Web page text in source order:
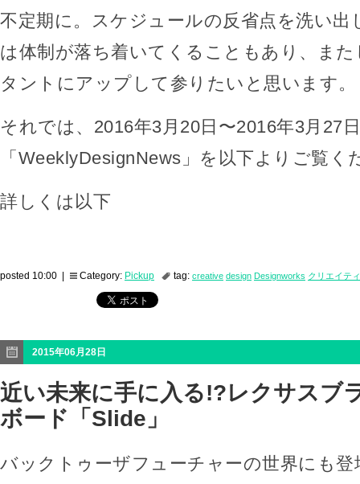
不定期に。スケジュールの反省点を洗い出
は体制が落ち着いてくることもあり、ま
タントにアップして参りたいと思います。
それでは、2016年3月20日〜2016年3月27
「WeeklyDesignNews」を以下よりご覧く
詳しくは以下
posted 10:00 | Category: Pickup tag: creative design Designworks クリエイテ
2015年06月28日
近い未来に手に入る!?レクサスブ
ボード「Slide」
バックトゥーザフューチャーの世界にも